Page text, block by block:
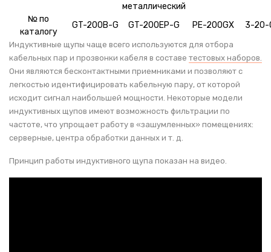
металлический
№ по
каталогу
GT-200B-G GT-200EP-G PE-200GX 3-20-
Индуктивные щупы чаще всего используются для отбора
кабельных пар и прозвонки кабеля в составе тестовых наборов.
Они являются бесконтактными приемниками и позволяют с
легкостью идентифицировать кабельную пару, от которой
исходит сигнал наибольшей мощности. Некоторые модели
индуктивных щупов имеют возможность фильтрации по
частоте, что упрощает работу в «зашумленных» помещениях:
серверные, центра обработки данных и т. д.
Принцип работы индуктивного щупа показан на видео.